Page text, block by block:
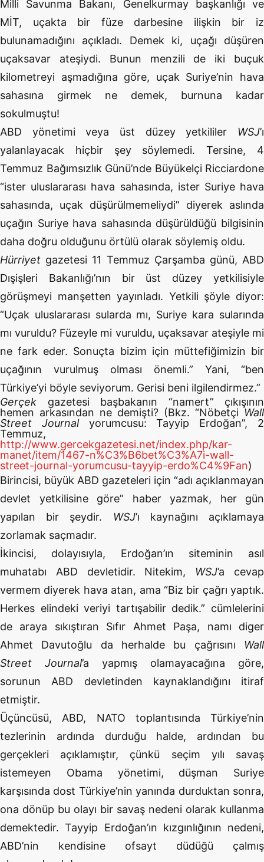
Milli Savunma Bakanı, Genelkurmay başkanlığı ve
MİT, uçakta bir füze darbesine ilişkin bir iz
bulunamadığını açıkladı. Demek ki, uçağı düşüren
uçaksavar ateşiydi. Bunun menzili de iki buçuk
kilometreyi aşmadığına göre, uçak Suriye’nin hava
sahasına girmek ne demek, burnuna kadar
sokulmuştu!
ABD yönetimi veya üst düzey yetkililer WSJ’ı
yalanlayacak hiçbir şey söylemedi. Tersine, 4
Temmuz Bağımsızlık Günü’nde Büyükelçi Ricciardone
“ister uluslararası hava sahasında, ister Suriye hava
sahasında, uçak düşürülmemeliydi” diyerek aslında
uçağın Suriye hava sahasında düşürüldüğü bilgisinin
daha doğru olduğunu örtülü olarak söylemiş oldu.
Hürriyet gazetesi 11 Temmuz Çarşamba günü, ABD
Dışişleri Bakanlığı’nın bir üst düzey yetkilisiyle
görüşmeyi manşetten yayınladı. Yetkili şöyle diyor:
“Uçak uluslararası sularda mı, Suriye kara sularında
mı vuruldu? Füzeyle mi vuruldu, uçaksavar ateşiyle mi
ne fark eder. Sonuçta bizim için müttefiğimizin bir
uçağının vurulmuş olması önemli.” Yani, “ben
Türkiye’yi böyle seviyorum. Gerisi beni ilgilendirmez.”
Gerçek gazetesi başbakanın “namert” çıkışının
hemen arkasından ne demişti? (Bkz. “Nöbetçi Wall
Street Journalyorumcusu: Tayyip Erdoğan”, 2
Temmuz,
http://www.gercekgazetesi.net/index.php/kar-
manet/item/1467-n%C3%B6bet%C3%A7i-wall-
street-journal-yorumcusu-tayyip-erdo%C4%9Fan)
Birincisi, büyük ABD gazeteleri için “adı açıklanmayan
devlet yetkilisine göre” haber yazmak, her gün
yapılan bir şeydir. WSJ’ı kaynağını açıklamaya
zorlamak saçmadır.
İkincisi, dolayısıyla, Erdoğan’ın siteminin asıl
muhatabı ABD devletidir. Nitekim, WSJ’a cevap
vermem diyerek hava atan, ama “Biz bir çağrı yaptık.
Herkes elindeki veriyi tartışabilir dedik.” cümlelerini
de araya sıkıştıran Sıfır Ahmet Paşa, namı diger
Ahmet Davutoğlu da herhalde bu çağrısını Wall
Street Journal’a yapmış olamayacağına göre,
sorunun ABD devletinden kaynaklandığını itiraf
etmiştir.
Üçüncüsü, ABD, NATO toplantısında Türkiye’nin
tezlerinin ardında durduğu halde, ardından bu
gerçekleri açıklamıştır, çünkü seçim yılı savaş
istemeyen Obama yönetimi, düşman Suriye
karşısında dost Türkiye’nin yanında durduktan sonra,
ona dönüp bu olayı bir savaş nedeni olarak kullanma
demektedir. Tayyip Erdoğan’ın kızgınlığının nedeni,
ABD’nin kendisine ofsayt düdüğü çalmış